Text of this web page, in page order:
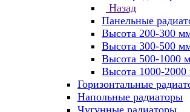
Назад
Панельные
Высота 200-300
Высота 300-500
Высота 500-1000
Высота 1000-
Горизонтальные
Напольные радиаторы
Чугунные радиаторы